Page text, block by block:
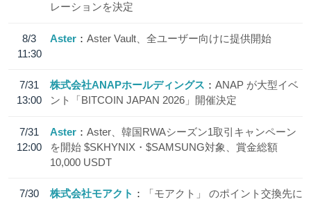
レーションを決定
8/3
11:30
Aster Aster Vault、全ユーザー向けに提供開始
7/31
13:00
株式会社ANAPホールディングス
ANAP が大型イベ
ント「BITCOIN JAPAN 2026」開催決定
7/31
12:00
Aster
Aster、韓国RWAシーズン1取引キャンペーン
を開始 $SKHYNIX・$SAMSUNG対象、賞金総額
10,000 USDT
7/30
株式会社モアクト
「モアクト」 のポイント交換先に